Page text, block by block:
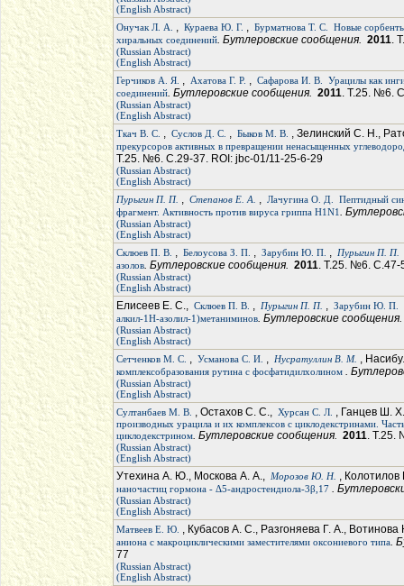
(English Abstract)
Онучак Л. А.
, Кураева Ю. Г. , Бурматнова Т. С.
Новые
хиральных соединений. Бутлеровские сообщения. 2011.
(Russian Abstract)
(English Abstract)
Герчиков А. Я. , Ахатова Г. Р. , Сафарова И. В.
Урацилы как
соединений. Бутлеровские сообщения. 2011. Т.25. №6.
(Russian Abstract)
(English Abstract)
Ткач В. С. , Суслов Д. С. , Быков М. В. , Зелинский С. Н.,
прекурсоров активных в превращении ненасыщенных
Т.25. №6. С.29-37. ROI: jbc-01/11-25-6-29
(Russian Abstract)
(English Abstract)
Пурыгин П. П. , Степанов Е. А. , Лачугина О. Д.
Пептидный
фрагмент. Активность против вируса гриппа H1N1.
(Russian Abstract)
(English Abstract)
Склюев П. В. , Белоусова З. П. , Зарубин Ю. П. , Пурыгин П. П.
азолов. Бутлеровские сообщения. 2011. Т.25. №6. С.47-
(Russian Abstract)
(English Abstract)
Елисеев Е. С., Склюев П. В. , Пурыгин П. П. , Зарубин Ю. П.
алкил-1H-азолил-1)метаниминов. Бутлеровские
(Russian Abstract)
(English Abstract)
Сетченков М. С. , Усманова С. И. , Нусратуллин В. М. ,
комплексобразования рутина с фосфатидилхолином .
(Russian Abstract)
(English Abstract)
Султанбаев М. В. , Остахов С. С., Хурсан С. Л. , Ганцев Ш.
производных урацила и их комплексов с циклодекстринами.
циклодекстрином. Бутлеровские сообщения. 2011. Т.25.
(Russian Abstract)
(English Abstract)
Утехина А. Ю., Москова А. А., Морозов Ю. Н. ,
наночастиц гормона - Δ5-андростендиола-3β,17 .
(Russian Abstract)
(English Abstract)
Матвеев Е. Ю. , Кубасов А. С., Разгоняева Г. А.,
аниона с макроциклическими заместителями оксониевого типа.
77
(Russian Abstract)
(English Abstract)